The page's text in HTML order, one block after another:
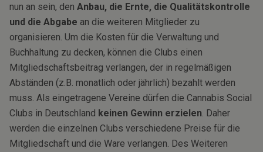
nun an sein, den Anbau, die Ernte, die Qualitätskontrolle
und die Abgabe an die weiteren Mitglieder zu
organisieren. Um die Kosten für die Verwaltung und
Buchhaltung zu decken, können die Clubs einen
Mitgliedschaftsbeitrag verlangen, der in regelmäßigen
Abständen (z.B. monatlich oder jährlich) bezahlt werden
muss. Als eingetragene Vereine dürfen die Cannabis Social
Clubs in Deutschland keinen Gewinn erzielen . Daher
werden die einzelnen Clubs verschiedene Preise für die
Mitgliedschaft und die Ware verlangen. Des Weiteren